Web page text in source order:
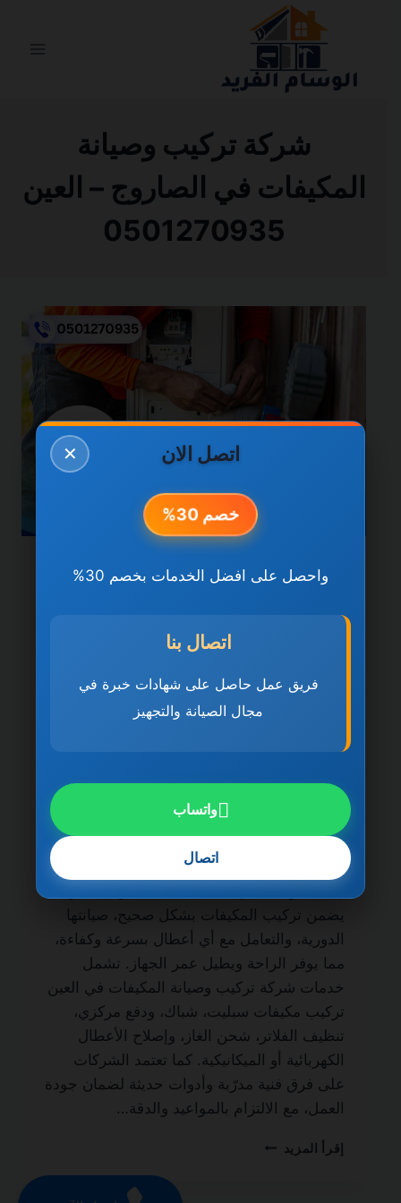
شركة تركيب وصيانة
المكيفات في الصاروج – العين
0501270935
خدمات العين
المكيفات في العين
0501270935 ضمان مدى
بواسطة
شركة تركيب وصيانة المكيفات في العين تُعد
شركة تركيب وصيانة المكيفات في العين
0501270935 ضمان مدى الحياة من الخدمات
الأساسية لكل منزل أو مكتب لضمان نظام تبريد
فعال طوال العام. فالاعتماد على شركة محترفة
يضمن تركيب المكيفات بشكل صحيح، صيانتها
الدورية، والتعامل مع أي أعطال بسرعة وكفاءة،
مما يوفر الراحة ويطيل عمر الجهاز. تشمل
خدمات شركة تركيب وصيانة المكيفات في العين
تركيب مكيفات سبليت، شباك، ودفع مركزي،
تنظيف الفلاتر، شحن الغاز، وإصلاح الأعطال
الكهربائية أو الميكانيكية. كما تعتمد الشركات
على فرق فنية مدرّبة وأدوات حديثة لضمان جودة
العمل، مع الالتزام بالمواعيد والدقة…
إقرأ المزيد شركة
✕ اتصل الان
خصم 30%
واحصل على افضل الخدمات بخصم 30%
اتصال بنا
فريق عمل حاصل على شهادات خبرة في
مجال الصيانة والتجهيز
واتساب
اتصال